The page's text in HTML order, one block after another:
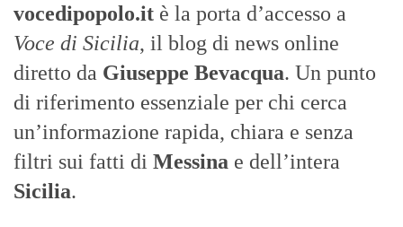
vocedipopolo.it è la porta d’accesso a
Voce di Sicilia, il blog di news online
diretto da Giuseppe Bevacqua. Un punto
di riferimento essenziale per chi cerca
un’informazione rapida, chiara e senza
filtri sui fatti di Messina e dell’intera
Sicilia.